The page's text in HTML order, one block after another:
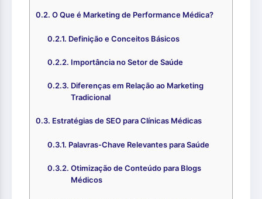
O Que é Marketing de Performance Médica?
Definição e Conceitos Básicos
Importância no Setor de Saúde
Diferenças em Relação ao Marketing
Tradicional
Estratégias de SEO para Clínicas Médicas
Palavras-Chave Relevantes para Saúde
Otimização de Conteúdo para Blogs
Médicos